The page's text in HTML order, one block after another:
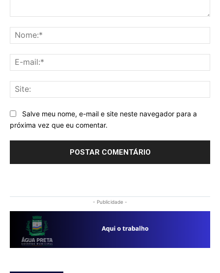
Salve meu nome, e-mail e site neste navegador para a
próxima vez que eu comentar.
- Publicidade -